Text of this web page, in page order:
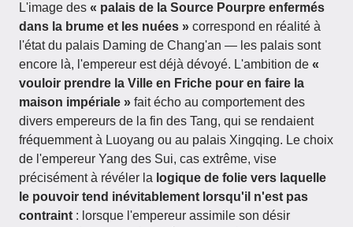
L'image des « palais de la Source Pourpre enfermés
dans la brume et les nuées » correspond en réalité à
l'état du palais Daming de Chang'an — les palais sont
encore là, l'empereur est déjà dévoyé. L'ambition de «
vouloir prendre la Ville en Friche pour en faire la
maison impériale » fait écho au comportement des
divers empereurs de la fin des Tang, qui se rendaient
fréquemment à Luoyang ou au palais Xingqing. Le choix
de l'empereur Yang des Sui, cas extrême, vise
précisément à révéler la logique de folie vers laquelle
le pouvoir tend inévitablement lorsqu'il n'est pas
contraint : lorsque l'empereur assimile son désir